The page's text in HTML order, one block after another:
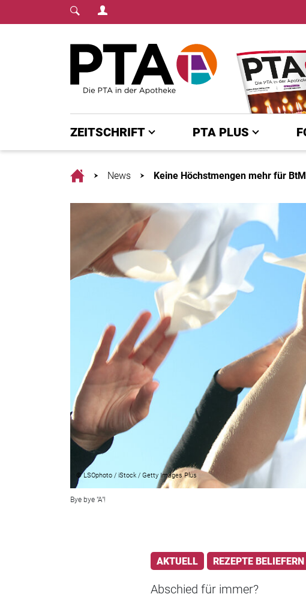
Login Menu
ZEITSCHRIFT PTA PLUS
HomeNews Keine Höchstmengen mehr für BtM
© LSOphoto / iStock / Getty Images Plus
Bye bye "A"!
AKTUELL REZEPTE BELIEFERN
Abschied für immer?